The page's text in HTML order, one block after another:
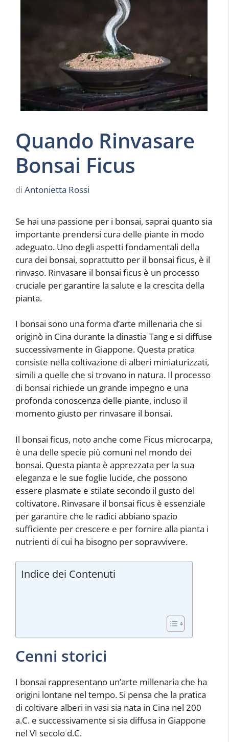
Quando Rinvasare
Bonsai Ficus
di Antonietta Rossi
Se hai una passione per i bonsai, saprai quanto sia
importante prendersi cura delle piante in modo
adeguato. Uno degli aspetti fondamentali della
cura dei bonsai, soprattutto per il bonsai ficus, è il
rinvaso. Rinvasare il bonsai ficus è un processo
cruciale per garantire la salute e la crescita della
pianta.
I bonsai sono una forma d’arte millenaria che si
originò in Cina durante la dinastia Tang e si diffuse
successivamente in Giappone. Questa pratica
consiste nella coltivazione di alberi miniaturizzati,
simili a quelle che si trovano in natura. Il processo
di bonsai richiede un grande impegno e una
profonda conoscenza delle piante, incluso il
momento giusto per rinvasare il bonsai.
Il bonsai ficus, noto anche come Ficus microcarpa,
è una delle specie più comuni nel mondo dei
bonsai. Questa pianta è apprezzata per la sua
eleganza e le sue foglie lucide, che possono
essere plasmate e stilate secondo il gusto del
coltivatore. Rinvasare il bonsai ficus è essenziale
per garantire che le radici abbiano spazio
sufficiente per crescere e per fornire alla pianta i
nutrienti di cui ha bisogno per sopravvivere.
Indice dei Contenuti
Cenni storici
I bonsai rappresentano un’arte millenaria che ha
origini lontane nel tempo. Si pensa che la pratica
di coltivare alberi in vasi sia nata in Cina nel 200
a.C. e successivamente si sia diffusa in Giappone
nel VI secolo d.C.